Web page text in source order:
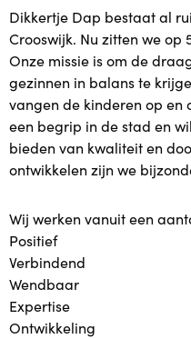
Vroeg Erbij groep
Kinderopvang Plus in 15
Vacatures
Plusopvang
Plus in het kwadraat
Samen voor taal
Dikkertje Dap bestaat al
Crooswijk. Nu zitten we op
Onze missie is om de
gezinnen in balans te
vangen de kinderen op en
een begrip in de stad en
bieden van kwaliteit en
ontwikkelen zijn we
Wij werken vanuit een
Positief
Verbindend
Wendbaar
Expertise
Ontwikkeling